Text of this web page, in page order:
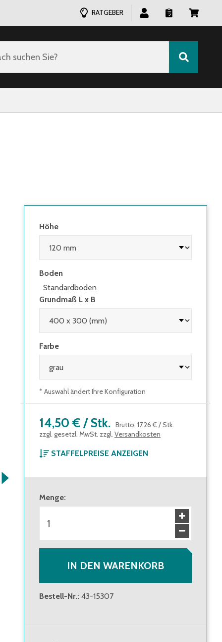
RATGEBER
suchen Sie?
Höhe
Boden
Standardboden
Grundmaß L x B
Farbe
* Auswahl ändert Ihre Konfiguration
14,50 € / Stk. Brutto: 17,26 € /Stk.
zzgl. gesetzl. MwSt. zzgl. Versandkosten
STAFFELPREISE ANZEIGEN
ab 144 Stück
Menge:
IN DEN WARENKORB
Bestell-Nr.: 43-15307